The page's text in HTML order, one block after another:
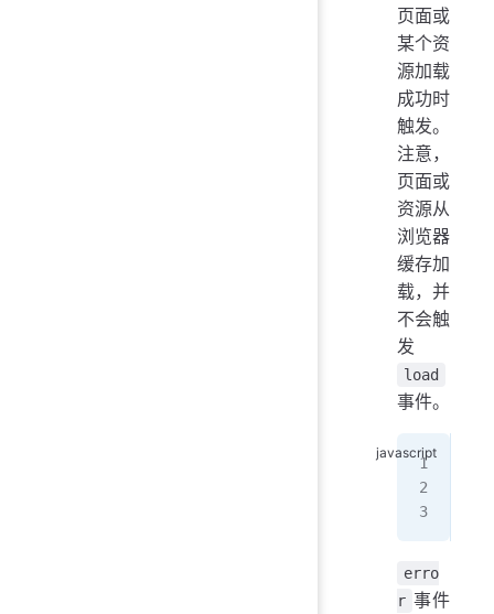
页面或
某个资
源加载
成功时
触发。
注意，
页面或
资源从
浏览器
缓存加
载，并
不会触
发
load
事件。
erro
r 事件